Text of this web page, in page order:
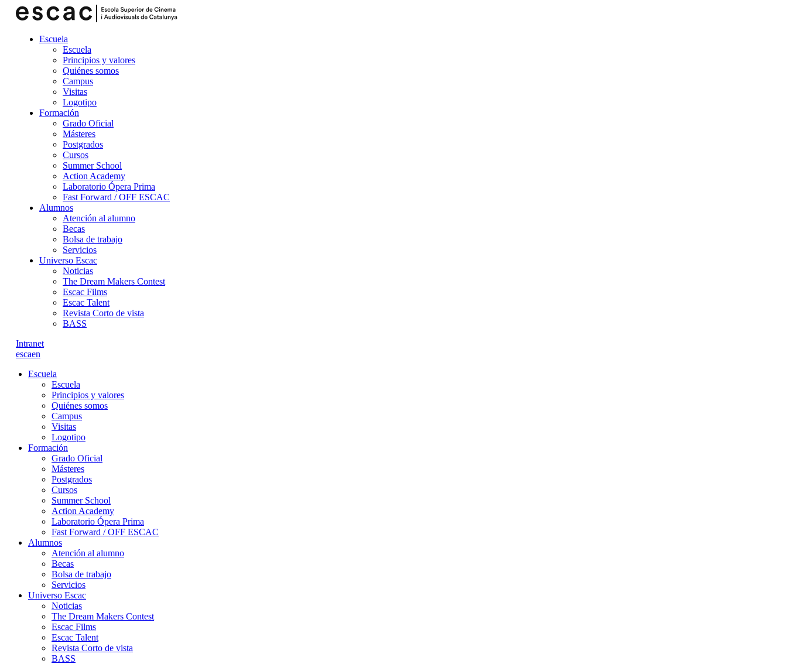
Escuela
Escuela
Principios y valores
Quiénes somos
Campus
Visitas
Logotipo
Formación
Grado Oficial
Másteres
Postgrados
Cursos
Summer School
Action Academy
Laboratorio Ópera Prima
Fast Forward / OFF ESCAC
Alumnos
Atención al alumno
Becas
Bolsa de trabajo
Servicios
Universo Escac
Noticias
The Dream Makers Contest
Escac Films
Escac Talent
Revista Corto de vista
BASS
Intranet
escaen
Escuela
Escuela
Principios y valores
Quiénes somos
Campus
Visitas
Logotipo
Formación
Grado Oficial
Másteres
Postgrados
Cursos
Summer School
Action Academy
Laboratorio Ópera Prima
Fast Forward / OFF ESCAC
Alumnos
Atención al alumno
Becas
Bolsa de trabajo
Servicios
Universo Escac
Noticias
The Dream Makers Contest
Escac Films
Escac Talent
Revista Corto de vista
BASS